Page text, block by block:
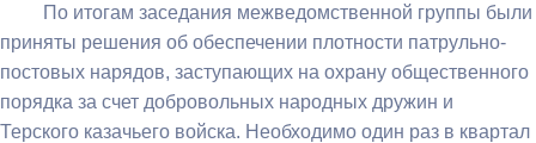
​ По итогам заседания межведомственной группы были
приняты решения об обеспечении плотности патрульно-
постовых нарядов, заступающих на охрану общественного
порядка за счет добровольных народных дружин и
Терского казачьего войска. Необходимо один раз в квартал